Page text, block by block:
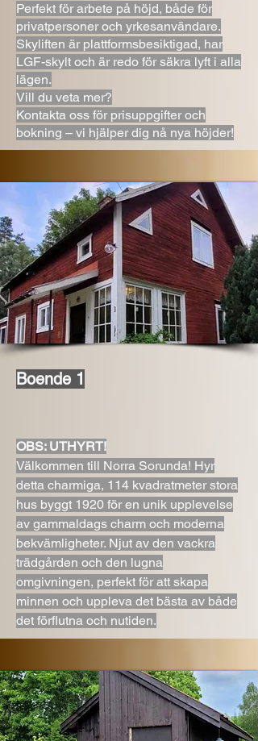
Perfekt för arbete på höjd, både för
privatpersoner och yrkesanvändare.
Skyliften är plattformsbesiktigad, har
LGF-skylt och är redo för säkra lyft i alla
lägen.
Vill du veta mer?
Kontakta oss för prisuppgifter och
bokning – vi hjälper dig nå nya höjder!
Boende 1
OBS: UTHYRT!
Välkommen till Norra Sorunda! Hyr
detta charmiga, 114 kvadratmeter stora
hus byggt 1920 för en unik upplevelse
av gammaldags charm och moderna
bekvämligheter. Njut av den vackra
trädgården och den lugna
omgivningen, perfekt för att skapa
minnen och uppleva det bästa av både
det förflutna och nutiden.